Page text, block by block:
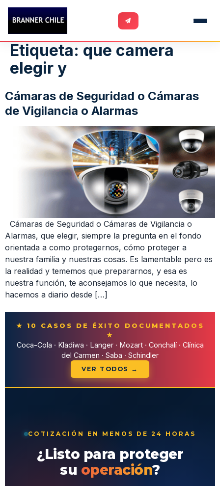
Etiqueta: que camera
elegir y
Cámaras de Seguridad o Cámaras
de Vigilancia o Alarmas
Cámaras de Seguridad o Cámaras de Vigilancia o
Alarmas, que elegir, siempre la pregunta en el fondo
orientada a como protegernos, cómo proteger a
nuestra familia y nuestras cosas. Es lamentable pero es
la realidad y tememos que prepararnos, y esa es
nuestra función, te aconsejamos lo que necesita, lo
hacemos a diario desde […]
★ 10 CASOS DE ÉXITO DOCUMENTADOS
★
Coca-Cola · Kladiwa · Langer · Mozart · Conchalí · Clínica
del Carmen · Saba · Schindler
VER TODOS →
COTIZACIÓN EN MENOS DE 24 HORAS
¿Listo para proteger
su operación?